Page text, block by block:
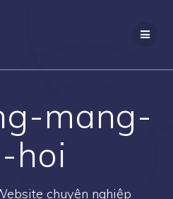
mang-
hoi
chuyên nghiệp